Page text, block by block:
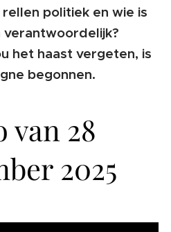
politiek en wie is
het haast vergeten, is
begonnen.
van 28
2025